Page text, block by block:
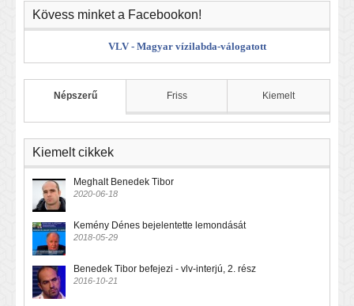
Kövess minket a Facebookon!
VLV - Magyar vízilabda-válogatott
Népszerű Friss Kiemelt
Kiemelt cikkek
Meghalt Benedek Tibor
2020-06-18
Kemény Dénes bejelentette lemondását
2018-05-29
Benedek Tibor befejezi - vlv-interjú, 2. rész
2016-10-21